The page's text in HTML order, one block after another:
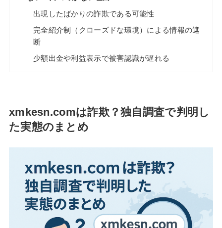
出現したばかりの詐欺である可能性
完全紹介制（クローズドな環境）による情報の遮
断
少額出金や利益表示で被害認識が遅れる
xmkesn.comは詐欺？独自調査で判明し
た実態のまとめ